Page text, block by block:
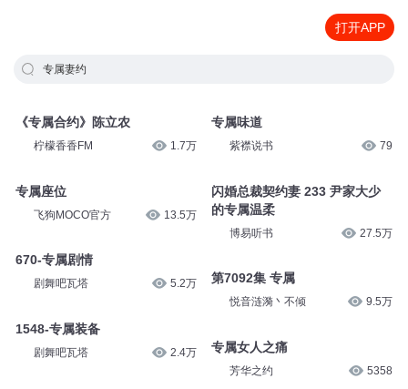
打开APP
专属妻约
《专属合约》陈立农
柠檬香香FM 1.7万
专属座位
飞狗MOCO官方 13.5万
670-专属剧情
剧舞吧瓦塔 5.2万
1548-专属装备
剧舞吧瓦塔 2.4万
专属味道
紫襟说书 79
闪婚总裁契约妻 233 尹家大少
的专属温柔
博易听书 27.5万
第7092集 专属
悦音涟漪丶不倾 9.5万
专属女人之痛
芳华之约 5358